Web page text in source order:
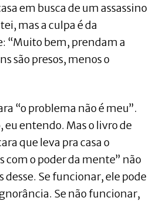
em busca de um assassino
mas a culpa é da
“Muito bem, prendam a
são presos, menos o
“o problema não é meu”.
entendo. Mas o livro de
que leva pra casa o
com o poder da mente” não
Se funcionar, ele pode
Se não funcionar,